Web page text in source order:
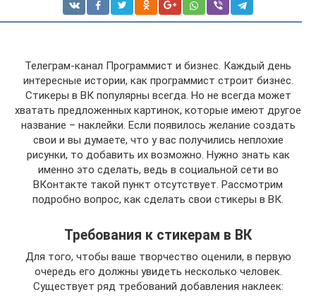
Телеграм-канал Программист и бизнес. Каждый день
интересные истории, как программист строит бизнес.
Стикеры в ВК популярны всегда. Но не всегда может
хватать предложенных картинок, которые имеют другое
название – наклейки. Если появилось желание создать
свои и вы думаете, что у вас получились неплохие
рисунки, то добавить их возможно. Нужно знать как
именно это сделать, ведь в социальной сети во
ВКонтакте такой пункт отсутствует. Рассмотрим
подробно вопрос, как сделать свои стикеры в ВК.
Требования к стикерам в ВК
Для того, чтобы ваше творчество оценили, в первую
очередь его должны увидеть несколько человек.
Существует ряд требований добавления наклеек: